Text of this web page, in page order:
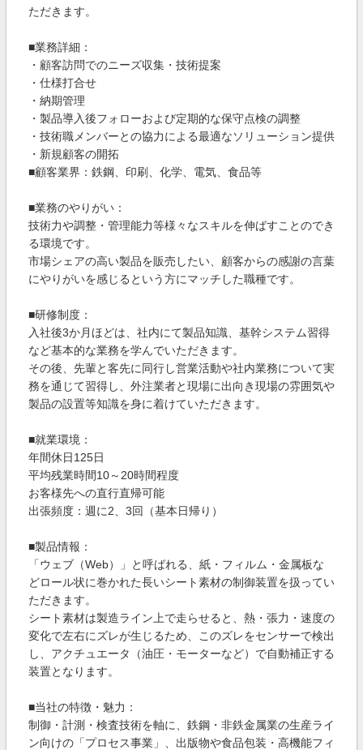
ただきます。
■業務詳細：
・顧客訪問でのニーズ収集・技術提案
・仕様打合せ
・納期管理
・製品導入後フォローおよび定期的な保守点検の調整
・技術職メンバーとの協力による最適なソリューション提供
・新規顧客の開拓
■顧客業界：鉄鋼、印刷、化学、電気、食品等
■業務のやりがい：
技術力や調整・管理能力等様々なスキルを伸ばすことのでき
る環境です。
市場シェアの高い製品を販売したい、顧客からの感謝の言葉
にやりがいを感じるという方にマッチした職種です。
■研修制度：
入社後3か月ほどは、社内にて製品知識、基幹システム習得
など基本的な業務を学んでいただきます。
その後、先輩と客先に同行し営業活動や社内業務について実
務を通じて習得し、外注業者と現場に出向き現場の雰囲気や
製品の設置等知識を身に着けていただきます。
■就業環境：
年間休日125日
平均残業時間10～20時間程度
お客様先への直行直帰可能
出張頻度：週に2、3回（基本日帰り）
■製品情報：
「ウェブ（Web）」と呼ばれる、紙・フィルム・金属板な
どロール状に巻かれた長いシート素材の制御装置を扱ってい
ただきます。
シート素材は製造ライン上で走らせると、熱・張力・速度の
変化で左右にズレが生じるため、このズレをセンサーで検出
し、アクチュエータ（油圧・モーターなど）で自動補正する
装置となります。
■当社の特徴・魅力：
制御・計測・検査技術を軸に、鉄鋼・非鉄金属業の生産ライ
ン向けの「プロセス事業」、出版物や食品包装・高機能フィ